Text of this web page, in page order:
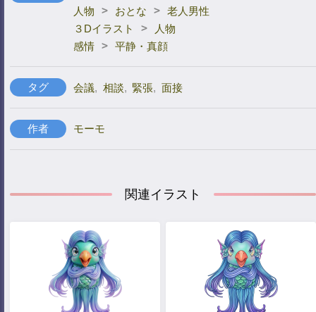
人物
> おとな > 老人男性
３Dイラスト
>
人物
感情 > 平静・真顔
タグ 会議, 相談, 緊張, 面接
作者 モーモ
関連イラスト